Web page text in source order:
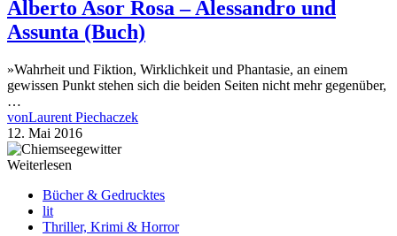
Alberto Asor Rosa – Alessandro und
Assunta (Buch)
»Wahrheit und Fiktion, Wirklichkeit und Phantasie, an einem
gewissen Punkt stehen sich die beiden Seiten nicht mehr gegenüber,
…
vonLaurent Piechaczek
12. Mai 2016
Weiterlesen
Bücher & Gedrucktes
lit
Thriller, Krimi & Horror